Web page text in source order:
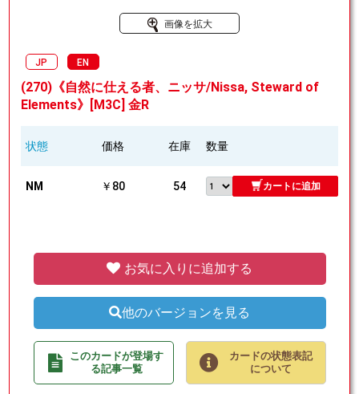
画像を拡大
JP EN
(270)《自然に仕える者、ニッサ/Nissa, Steward of
Elements》[M3C] 金R
状態 価格 在庫 数量
NM ￥80 54 カートに追加
お気に入りに追加する
他のバージョンを見る
このカードが登場す
る記事一覧
カードの状態表記
について